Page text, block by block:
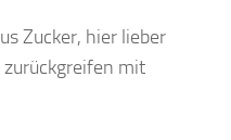
Zucker, hier lieber
zurückgreifen mit